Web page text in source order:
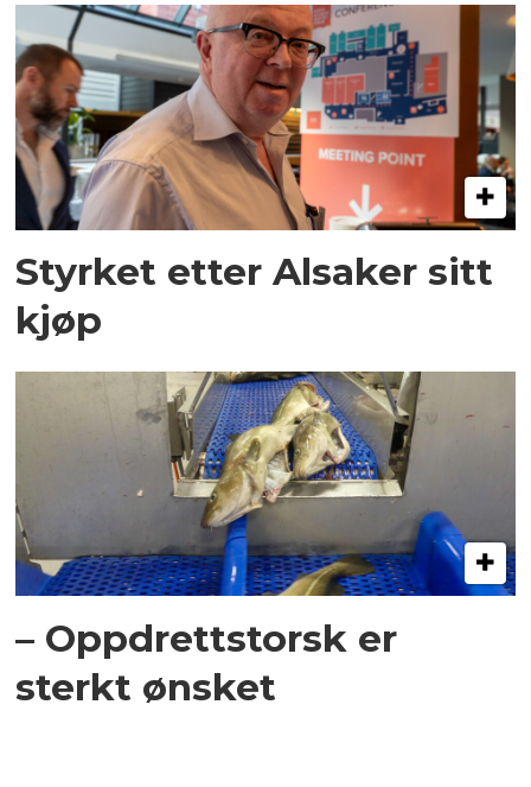
Styrket etter Alsaker sitt
kjøp
– Oppdrettstorsk er
sterkt ønsket